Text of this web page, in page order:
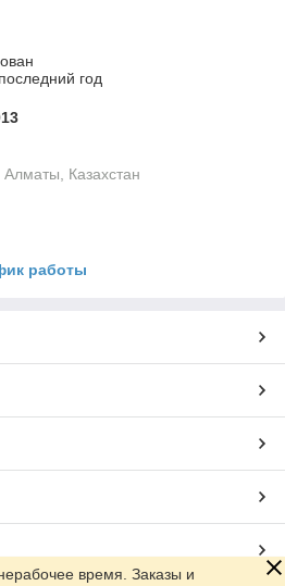
год
Казахстан
работы
время. Заказы и